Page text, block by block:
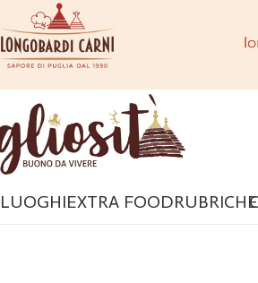
LUOGHIEXTRA FOODRUBRICHE